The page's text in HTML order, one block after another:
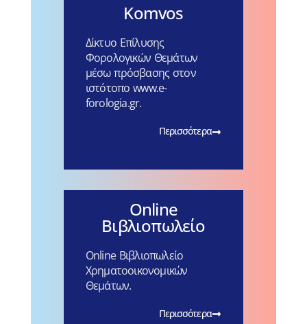
Komvos
Δίκτυο Επίλυσης
Φορολογικών Θεμάτων
μέσω πρόσβασης στον
ιστότοπο www.e-
forologia.gr.
Περισσότερα
Online
Βιβλιοπωλείο
Online Βιβλιοπωλείο
Χρηματοοικονομικών
Θεμάτων.
Περισσότερα